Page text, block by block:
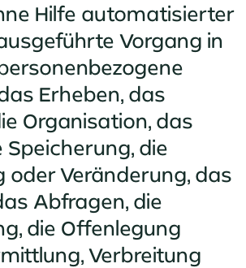
Hilfe automatisierter
Vorgang in
Erheben, das
Organisation, das
Speicherung, die
oder Veränderung, das
Abfragen, die
die Offenlegung
Verbreitung